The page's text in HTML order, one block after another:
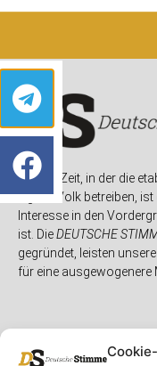
In einer Zeit, in der die
eigene Volk betreiben,
Interesse in den
ist. DieDEUTSCHE
gegründet, leisten
für eine ausgewogenere